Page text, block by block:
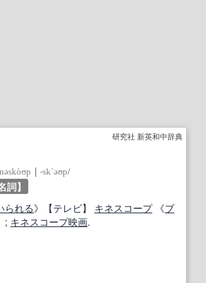
研究社 新英和中辞典
‐sk`əʊp/
詞】
られる》 【テレビ】 キネスコープ《ブ
; キネスコープ映画.